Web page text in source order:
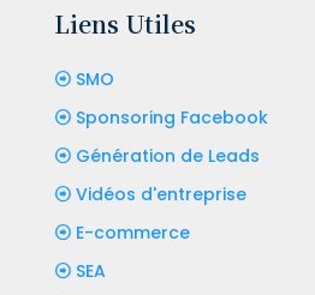
Liens Utiles
SMO
Sponsoring Facebook
Génération de Leads
Vidéos d'entreprise
E-commerce
SEA